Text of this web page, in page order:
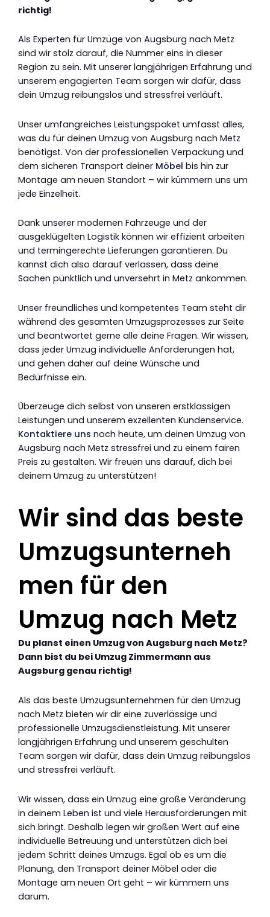
richtig!
Als Experten für Umzüge von Augsburg nach Metz
sind wir stolz darauf, die Nummer eins in dieser
Region zu sein. Mit unserer langjährigen Erfahrung und
unserem engagierten Team sorgen wir dafür, dass
dein Umzug reibungslos und stressfrei verläuft.
Unser umfangreiches Leistungspaket umfasst alles,
was du für deinen Umzug von Augsburg nach Metz
benötigst. Von der professionellen Verpackung und
dem sicheren Transport deiner Möbel bis hin zur
Montage am neuen Standort – wir kümmern uns um
jede Einzelheit.
Dank unserer modernen Fahrzeuge und der
ausgeklügelten Logistik können wir effizient arbeiten
und termingerechte Lieferungen garantieren. Du
kannst dich also darauf verlassen, dass deine
Sachen pünktlich und unversehrt in Metz ankommen.
Unser freundliches und kompetentes Team steht dir
während des gesamten Umzugsprozesses zur Seite
und beantwortet gerne alle deine Fragen. Wir wissen,
dass jeder Umzug individuelle Anforderungen hat,
und gehen daher auf deine Wünsche und
Bedürfnisse ein.
Überzeuge dich selbst von unseren erstklassigen
Leistungen und unserem exzellenten Kundenservice.
Kontaktiere uns noch heute, um deinen Umzug von
Augsburg nach Metz stressfrei und zu einem fairen
Preis zu gestalten. Wir freuen uns darauf, dich bei
deinem Umzug zu unterstützen!
Wir sind das beste
Umzugsunterneh
men für den
Umzug nach Metz
Du planst einen Umzug von Augsburg nach Metz?
Dann bist du bei Umzug Zimmermann aus
Augsburg genau richtig!
Als das beste Umzugsunternehmen für den Umzug
nach Metz bieten wir dir eine zuverlässige und
professionelle Umzugsdienstleistung. Mit unserer
langjährigen Erfahrung und unserem geschulten
Team sorgen wir dafür, dass dein Umzug reibungslos
und stressfrei verläuft.
Wir wissen, dass ein Umzug eine große Veränderung
in deinem Leben ist und viele Herausforderungen mit
sich bringt. Deshalb legen wir großen Wert auf eine
individuelle Betreuung und unterstützen dich bei
jedem Schritt deines Umzugs. Egal ob es um die
Planung, den Transport deiner Möbel oder die
Montage am neuen Ort geht – wir kümmern uns
darum.